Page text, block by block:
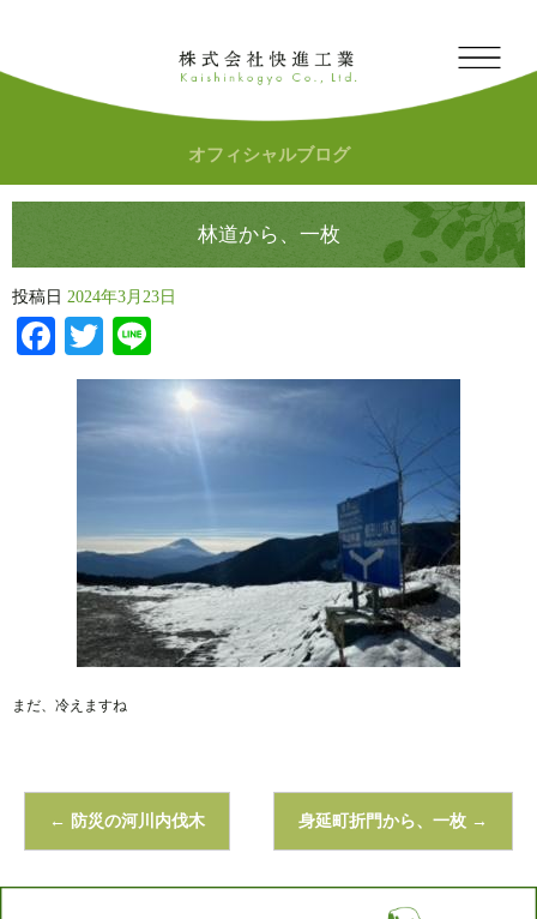
オフィシャルブログ
林道から、一枚
投稿日 2024年3月23日
Facebook
Twitter
まだ、冷えますね
← 防災の河川内伐木 身延町折門から、一枚 →